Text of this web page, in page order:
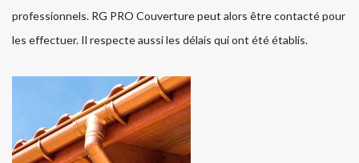
professionnels. RG PRO Couverture peut alors être contacté pour
les effectuer. Il respecte aussi les délais qui ont été établis.